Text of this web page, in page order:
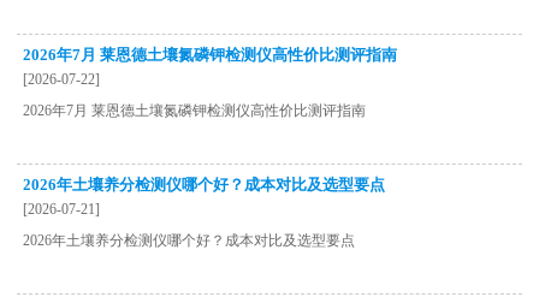
2026年7月 莱恩德土壤氮磷钾检测仪高性价比测评指南
[2026-07-22]
2026年7月 莱恩德土壤氮磷钾检测仪高性价比测评指南
2026年土壤养分检测仪哪个好？成本对比及选型要点
[2026-07-21]
2026年土壤养分检测仪哪个好？成本对比及选型要点